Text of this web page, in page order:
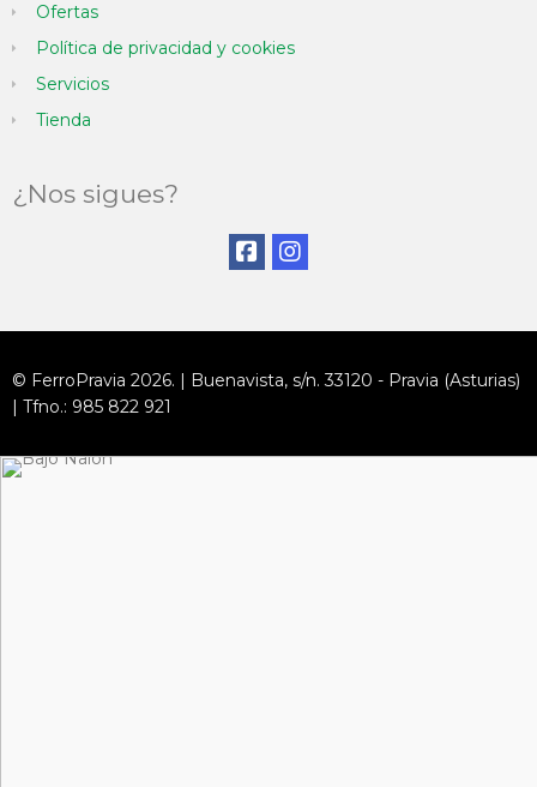
Ofertas
Política de privacidad y cookies
Servicios
Tienda
¿Nos sigues?
© FerroPravia 2026. | Buenavista, s/n. 33120 - Pravia (Asturias)
| Tfno.: 985 822 921